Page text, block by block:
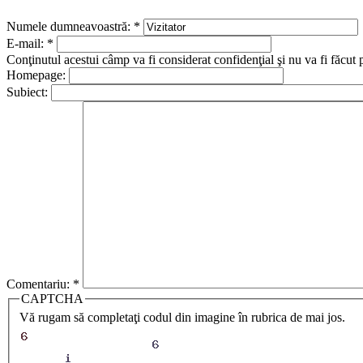
Numele dumneavoastră: *
E-mail: *
Conţinutul acestui câmp va fi considerat confidenţial şi nu va fi făcut
Homepage:
Subiect:
Comentariu: *
CAPTCHA
Vă rugam să completaţi codul din imagine în rubrica de mai jos.